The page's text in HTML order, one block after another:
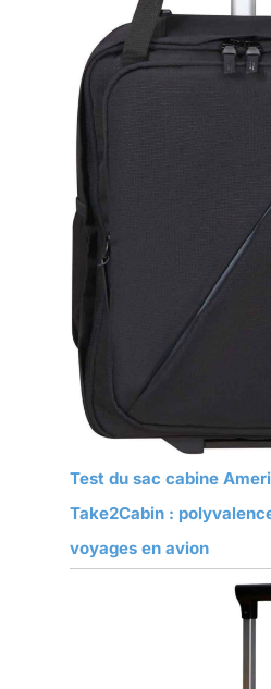
Test du sac cabine
Take2Cabin :
voyages en avion